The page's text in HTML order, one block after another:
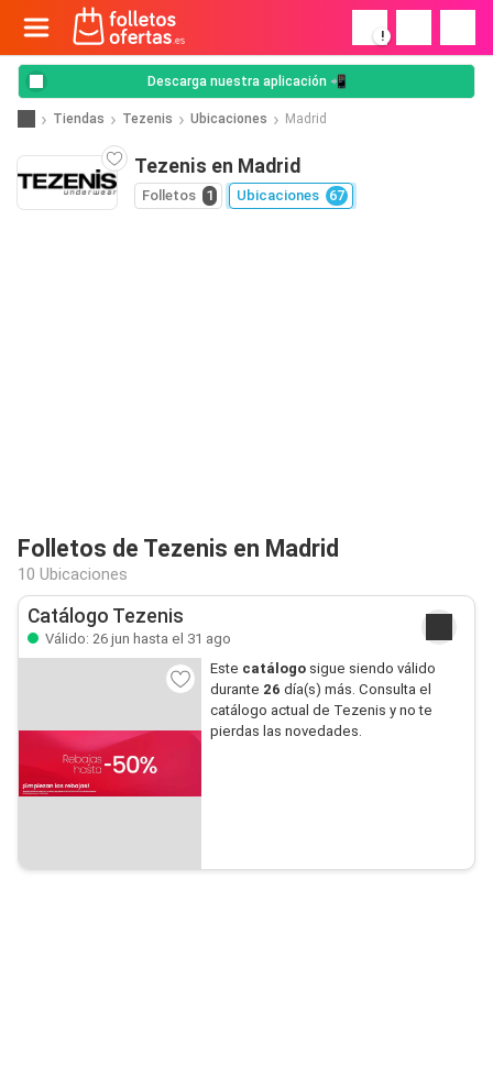
!
Descarga nuestra aplicación 📲
Tiendas Tezenis Ubicaciones Madrid
Tezenis en Madrid
Folletos 1 Ubicaciones 67
Folletos de Tezenis en Madrid
10 Ubicaciones
Catálogo Tezenis
Válido: 26 jun hasta el 31 ago
Este catálogosigue siendo válido
durante 26 día(s) más. Consulta el
catálogo actual de Tezenis y no te
pierdas las novedades.